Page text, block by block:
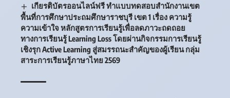
เกียรติบัตรออนไลน์ฟรี ทำแบบทดสอบสำนักงานเขต
พื้นที่การศึกษาประถมศึกษาราชบุรี เขต 1 เรื่อง ความรู้
ความเข้าใจ หลักสูตรการเรียนรู้เพื่อลดภาวะถดถอย
ทางการเรียนรู้ Learning Loss โดยผ่านกิจกรรมการเรียนรู้
เชิงรุก Active Learning สู่สมรรถนะสำคัญของผู้เรียน กลุ่ม
สาระการเรียนรู้ภาษาไทย 2569